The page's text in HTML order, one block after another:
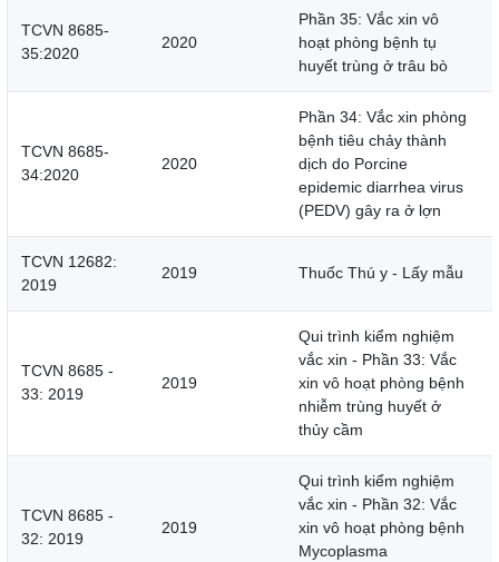
TCVN 8685-
35:2020
2020
Phần 35: Vắc xin vô
hoạt phòng bệnh tụ
huyết trùng ở trâu bò
TCVN 8685-
34:2020
2020
Phần 34: Vắc xin phòng
bệnh tiêu chảy thành
dịch do Porcine
epidemic diarrhea virus
(PEDV) gây ra ở lợn
TCVN 12682:
2019
2019 Thuốc Thú y - Lấy mẫu
TCVN 8685 -
33: 2019
2019
Qui trình kiểm nghiệm
vắc xin - Phần 33: Vắc
xin vô hoạt phòng bệnh
nhiễm trùng huyết ở
thủy cầm
TCVN 8685 -
32: 2019
2019
Qui trình kiểm nghiệm
vắc xin - Phần 32: Vắc
xin vô hoạt phòng bệnh
Mycoplasma